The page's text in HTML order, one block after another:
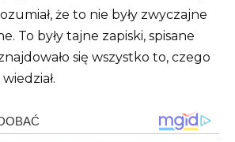
że to nie były zwyczajne
To były tajne zapiski, spisane
się wszystko to, czego